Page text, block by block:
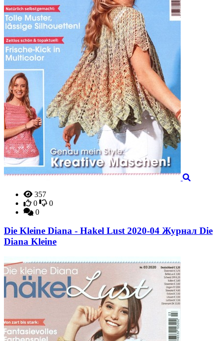
357
0
0
0
Die Kleine Diana - Hakel Lust 2020-04 Журнал Die
Diana Kleine